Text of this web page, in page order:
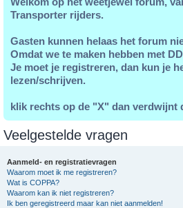
Transporter rijders.
Gasten kunnen helaas het forum
Omdat we te maken hebben met
Je moet je registreren, dan kun je
lezen/schrijven.
klik rechts op de "X" dan verdwijnt
Veelgestelde vragen
Aanmeld- en registratievragen
Waarom moet ik me registreren?
Wat is COPPA?
Waarom kan ik niet registreren?
Ik ben geregistreerd maar kan niet aanmelden!